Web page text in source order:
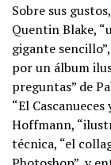
Sobre sus
Quentin Blake,
gigante
por un álbum
preguntas” de
“El
Hoffmann,
técnica, “el